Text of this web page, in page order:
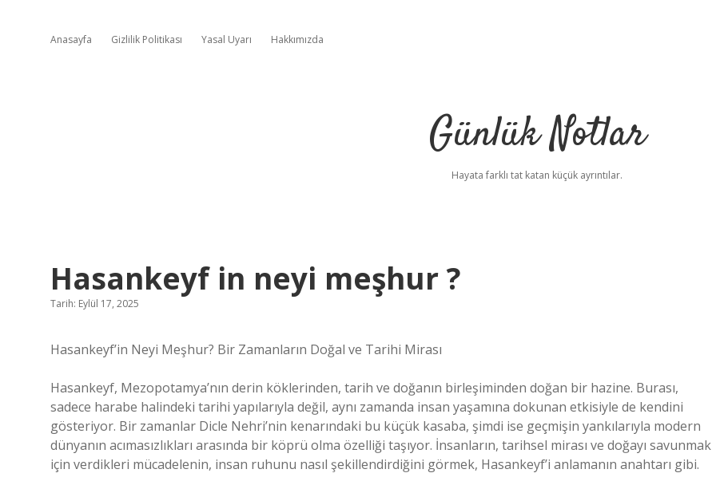
Anasayfa Gizlilik Politikası Yasal Uyarı Hakkımızda
Günlük Notlar
Hayata farklı tat katan küçük ayrıntılar.
Hasankeyf in neyi meşhur ?
Tarih: Eylül 17, 2025
Hasankeyf’in Neyi Meşhur? Bir Zamanların Doğal ve Tarihi Mirası
Hasankeyf, Mezopotamya’nın derin köklerinden, tarih ve doğanın birleşiminden doğan bir hazine. Burası,
sadece harabe halindeki tarihi yapılarıyla değil, aynı zamanda insan yaşamına dokunan etkisiyle de kendini
gösteriyor. Bir zamanlar Dicle Nehri’nin kenarındaki bu küçük kasaba, şimdi ise geçmişin yankılarıyla modern
dünyanın acımasızlıkları arasında bir köprü olma özelliği taşıyor. İnsanların, tarihsel mirası ve doğayı savunmak
için verdikleri mücadelenin, insan ruhunu nasıl şekillendirdiğini görmek, Hasankeyf’i anlamanın anahtarı gibi.